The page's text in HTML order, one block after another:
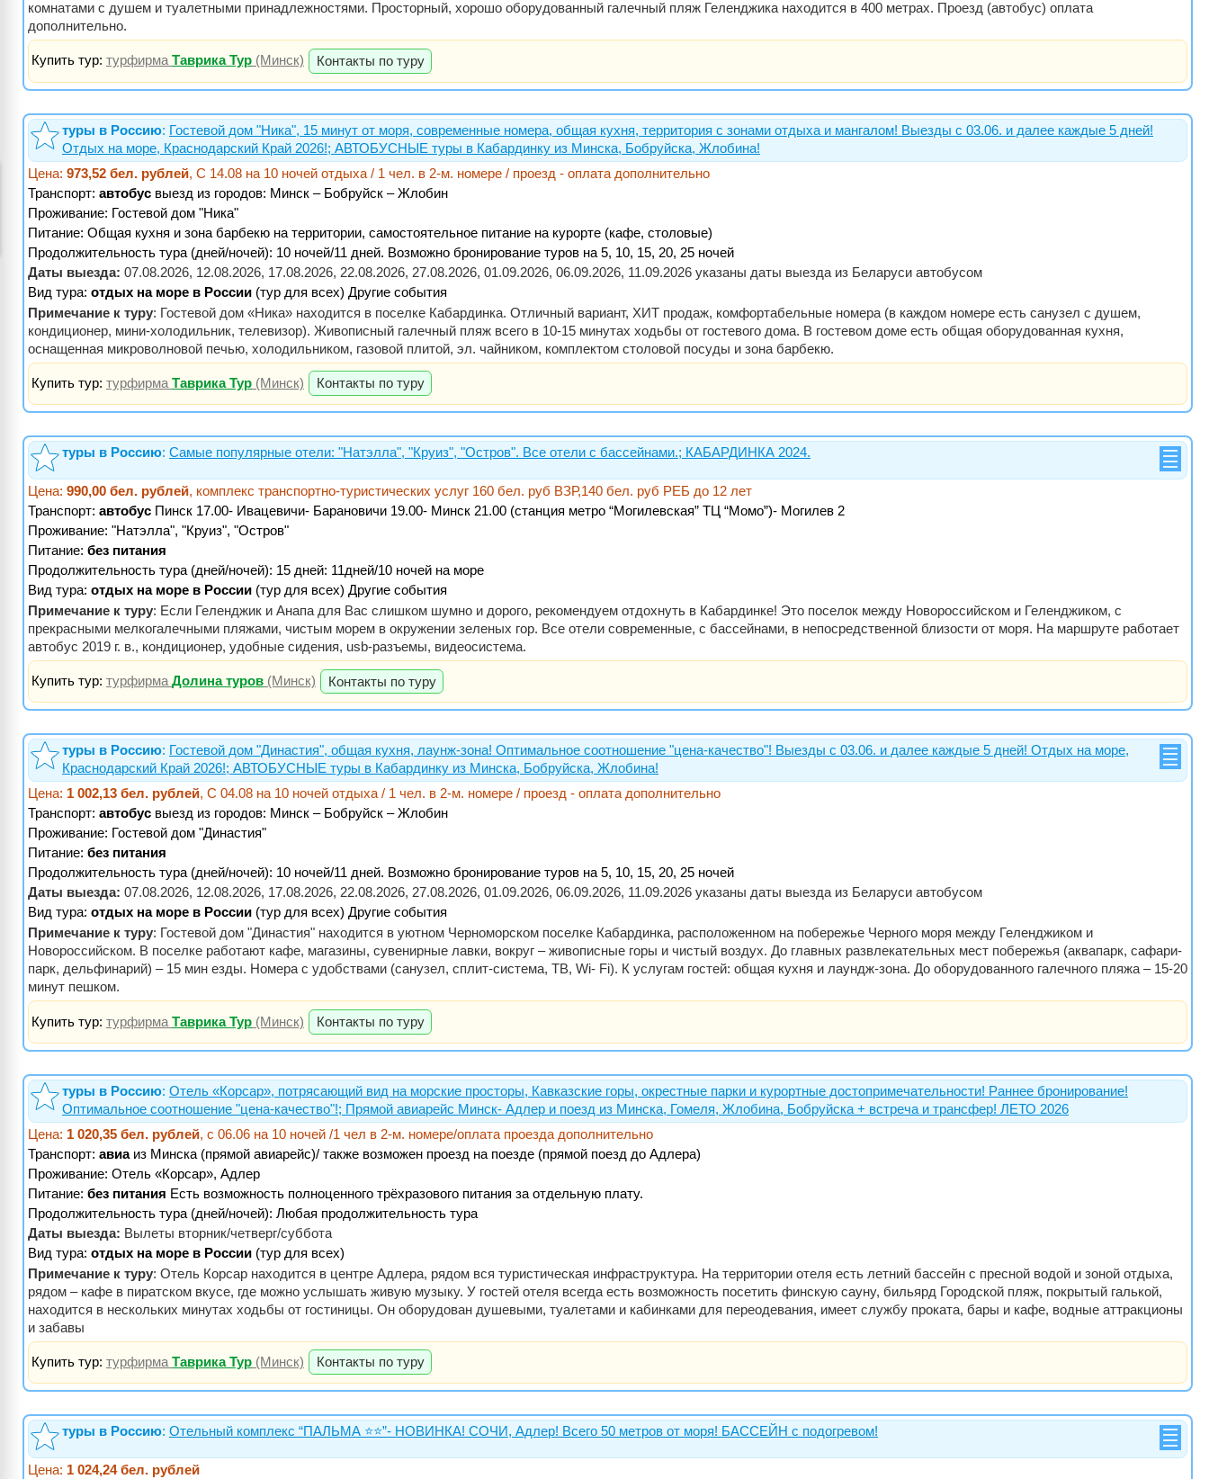
комнатами с душем и туалетными принадлежностями. Просторный, хорошо оборудованный галечный пляж Геленджика находится в 400 метрах. Проезд (автобус) оплата
дополнительно.
Купить тур: турфирмаТаврика Тур(Минск) Контакты по туру
туры в Россию: Гостевой дом "Ника", 15 минут от моря, современные номера, общая кухня, территория с зонами отдыха и мангалом! Выезды с 03.06. и далее каждые 5 дней!
Отдых на море, Краснодарский Край 2026!; АВТОБУСНЫЕ туры в Кабардинку из Минска, Бобруйска, Жлобина!
Цена: 973,52 бел. рублей, С 14.08 на 10 ночей отдыха / 1 чел. в 2-м. номере / проезд - оплата дополнительно
Транспорт: автобус выезд из городов: Минск – Бобруйск – Жлобин
Проживание: Гостевой дом "Ника"
Питание: Общая кухня и зона барбекю на территории, самостоятельное питание на курорте (кафе, столовые)
Продолжительность тура (дней/ночей): 10 ночей/11 дней. Возможно бронирование туров на 5, 10, 15, 20, 25 ночей
Даты выезда: 07.08.2026, 12.08.2026, 17.08.2026, 22.08.2026, 27.08.2026, 01.09.2026, 06.09.2026, 11.09.2026 указаны даты выезда из Беларуси автобусом
Вид тура: отдых на море в России (тур для всех) Другие события
Примечание к туру: Гостевой дом «Ника» находится в поселке Кабардинка. Отличный вариант, ХИТ продаж, комфортабельные номера (в каждом номере есть санузел с душем,
кондиционер, мини-холодильник, телевизор). Живописный галечный пляж всего в 10-15 минутах ходьбы от гостевого дома. В гостевом доме есть общая оборудованная кухня,
оснащенная микроволновой печью, холодильником, газовой плитой, эл. чайником, комплектом столовой посуды и зона барбекю.
Купить тур: турфирма Таврика Тур(Минск) Контакты по туру
туры в Россию: Самые популярные отели: "Натэлла", "Круиз", "Остров". Все отели с бассейнами.; КАБАРДИНКА 2024.
Цена: 990,00 бел. рублей, комплекс транспортно-туристических услуг 160 бел. руб ВЗР,140 бел. руб РЕБ до 12 лет
Транспорт: автобус Пинск 17.00- Ивацевичи- Барановичи 19.00- Минск 21.00 (станция метро “Могилевская” ТЦ “Момо”)- Могилев 2
Проживание: "Натэлла", "Круиз", "Остров"
Питание: без питания
Продолжительность тура (дней/ночей): 15 дней: 11дней/10 ночей на море
Вид тура: отдых на море в России (тур для всех) Другие события
Примечание к туру: Если Геленджик и Анапа для Вас слишком шумно и дорого, рекомендуем отдохнуть в Кабардинке! Это поселок между Новороссийском и Геленджиком, с
прекрасными мелкогалечными пляжами, чистым морем в окружении зеленых гор. Все отели современные, с бассейнами, в непосредственной близости от моря. На маршруте работает
автобус 2019 г. в., кондиционер, удобные сидения, usb-разъемы, видеосистема.
Купить тур: турфирмаДолина туров(Минск) Контакты по туру
туры в Россию: Гостевой дом "Династия", общая кухня, лаунж-зона! Оптимальное соотношение "цена-качество"! Выезды с 03.06. и далее каждые 5 дней! Отдых на море,
Краснодарский Край 2026!; АВТОБУСНЫЕ туры в Кабардинку из Минска, Бобруйска, Жлобина!
Цена: 1 002,13 бел. рублей, С 04.08 на 10 ночей отдыха / 1 чел. в 2-м. номере / проезд - оплата дополнительно
Транспорт: автобус выезд из городов: Минск – Бобруйск – Жлобин
Проживание: Гостевой дом "Династия"
Питание: без питания
Продолжительность тура (дней/ночей): 10 ночей/11 дней. Возможно бронирование туров на 5, 10, 15, 20, 25 ночей
Даты выезда: 07.08.2026, 12.08.2026, 17.08.2026, 22.08.2026, 27.08.2026, 01.09.2026, 06.09.2026, 11.09.2026 указаны даты выезда из Беларуси автобусом
Вид тура: отдых на море в России (тур для всех) Другие события
Примечание к туру: Гостевой дом "Династия" находится в уютном Черноморском поселке Кабардинка, расположенном на побережье Черного моря между Геленджиком и
Новороссийском. В поселке работают кафе, магазины, сувенирные лавки, вокруг – живописные горы и чистый воздух. До главных развлекательных мест побережья (аквапарк, сафари-
парк, дельфинарий) – 15 мин езды. Номера с удобствами (санузел, сплит-система, ТВ, Wi- Fi). К услугам гостей: общая кухня и лаундж-зона. До оборудованного галечного пляжа – 15-20
минут пешком.
Купить тур: турфирма Таврика Тур(Минск) Контакты по туру
туры в Россию: Отель «Корсар», потрясающий вид на морские просторы, Кавказские горы, окрестные парки и курортные достопримечательности! Раннее бронирование!
Оптимальное соотношение "цена-качество"!; Прямой авиарейс Минск- Адлер и поезд из Минска, Гомеля, Жлобина, Бобруйска + встреча и трансфер! ЛЕТО 2026
Цена: 1 020,35 бел. рублей, с 06.06 на 10 ночей /1 чел в 2-м. номере/оплата проезда дополнительно
Транспорт: авиаиз Минска (прямой авиарейс)/ также возможен проезд на поезде (прямой поезд до Адлера)
Проживание: Отель «Корсар», Адлер
Питание: без питания Есть возможность полноценного трёхразового питания за отдельную плату.
Продолжительность тура (дней/ночей): Любая продолжительность тура
Даты выезда: Вылеты вторник/четверг/суббота
Вид тура: отдых на море в России (тур для всех)
Примечание к туру: Отель Корсар находится в центре Адлера, рядом вся туристическая инфраструктура. На территории отеля есть летний бассейн с пресной водой и зоной отдыха,
рядом – кафе в пиратском вкусе, где можно услышать живую музыку. У гостей отеля всегда есть возможность посетить финскую сауну, бильярд Городской пляж, покрытый галькой,
находится в нескольких минутах ходьбы от гостиницы. Он оборудован душевыми, туалетами и кабинками для переодевания, имеет службу проката, бары и кафе, водные аттракционы
и забавы
Купить тур: турфирмаТаврика Тур(Минск) Контакты по туру
туры в Россию: Отельный комплекс “ПАЛЬМА ⭐️⭐️”- НОВИНКА! СОЧИ, Адлер! Всего 50 метров от моря! БАССЕЙН с подогревом!
Цена: 1 024,24 бел. рублей